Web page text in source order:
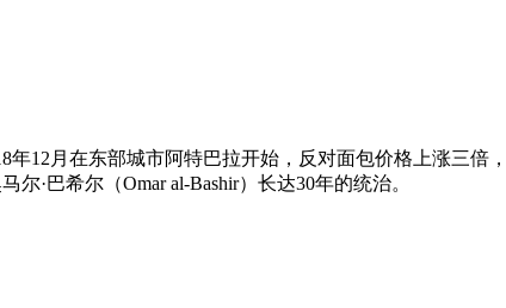
12月在东部城市阿特巴拉开始，反对面包价格上涨三倍
·巴希尔（Omar al-Bashir）长达30年的统治。